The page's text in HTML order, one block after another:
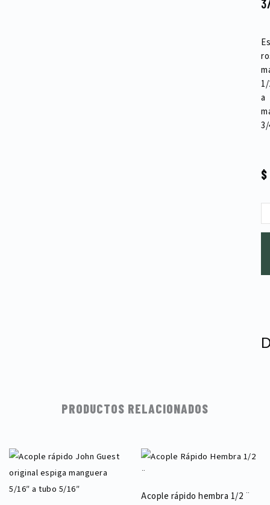
a
$
a
PRODUCTOS RELACIONADOS
Acople rápido hembra 1/2 ¨